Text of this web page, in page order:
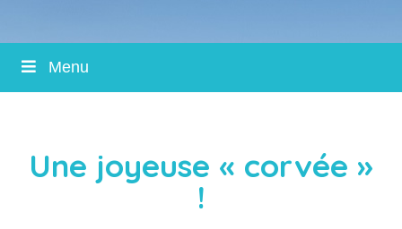
Menu
Une joyeuse « corvée »
!